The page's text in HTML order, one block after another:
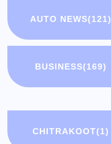
AUTO NEWS(121)
BUSINESS(169)
CHITRAKOOT(1)